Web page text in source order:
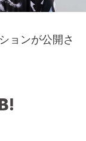
ョンが公開さ